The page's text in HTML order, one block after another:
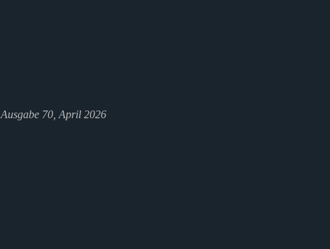
Ausgabe 70, April 2026